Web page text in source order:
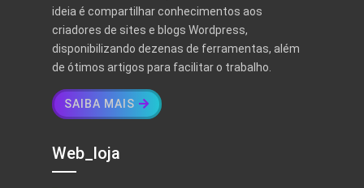
ideia é compartilhar conhecimentos aos
criadores de sites e blogs Wordpress,
disponibilizando dezenas de ferramentas, além
de ótimos artigos para facilitar o trabalho.
SAIBA MAIS
Web_loja